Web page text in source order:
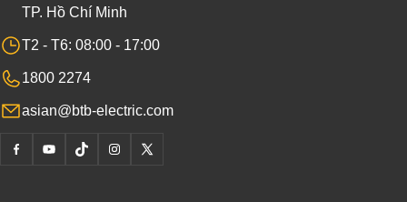
TP. Hồ Chí Minh
T2 - T6: 08:00 - 17:00
1800 2274
asian@btb-electric.com